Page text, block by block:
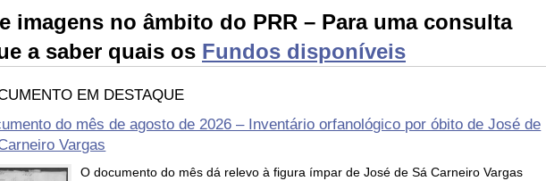
imagens no âmbito do PRR – Para uma consulta
a saber quais os Fundos disponíveis
EM DESTAQUE
do mês de agosto de 2026 – Inventário orfanológico por óbito de José de
Vargas
O documento do mês dá relevo à figura ímpar de José de Sá Carneiro Vargas